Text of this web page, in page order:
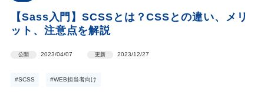
【Sass入門】SCSSとは？CSSとの違い、メリ
ット、注意点を解説
公開 2023/04/07 更新 2023/12/27
#SCSS #WEB担当者向け